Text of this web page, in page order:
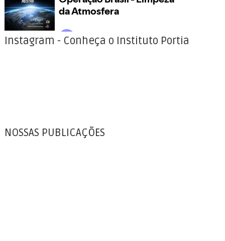
Instagram - Conheça o Instituto Portia
NOSSAS PUBLICAÇÕES